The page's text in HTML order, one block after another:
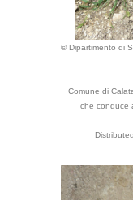
© Dipartimento di
Comune di
che conduce